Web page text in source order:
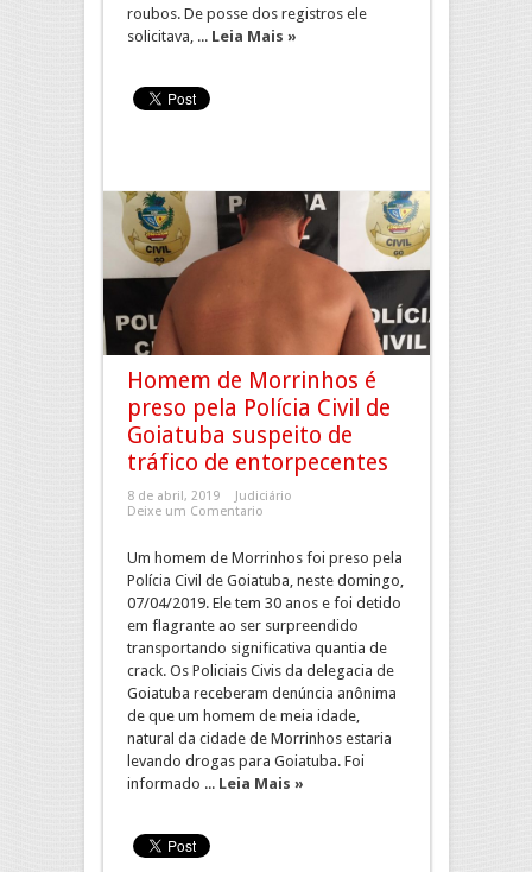
roubos. De posse dos registros ele
solicitava, ... Leia Mais »
Homem de Morrinhos é
preso pela Polícia Civil de
Goiatuba suspeito de
tráfico de entorpecentes
8 de abril, 2019
Judiciário
Deixe um Comentario
Um homem de Morrinhos foi preso pela
Polícia Civil de Goiatuba, neste domingo,
07/04/2019. Ele tem 30 anos e foi detido
em flagrante ao ser surpreendido
transportando significativa quantia de
crack. Os Policiais Civis da delegacia de
Goiatuba receberam denúncia anônima
de que um homem de meia idade,
natural da cidade de Morrinhos estaria
levando drogas para Goiatuba. Foi
informado ... Leia Mais »